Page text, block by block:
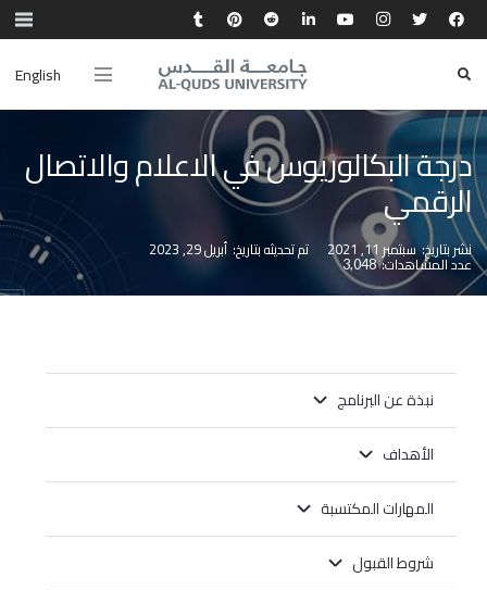
English
درجة البكالوريوس في الاعلام والاتصال
الرقمي
نشر بتاريخ: سبتمبر 11, 2021 تم تحديثه بتاريخ: أبريل 29, 2023
عدد المشاهدات: 3,048
نبذة عن البرنامج
الأهداف
المهارات المكتسبة
شروط القبول